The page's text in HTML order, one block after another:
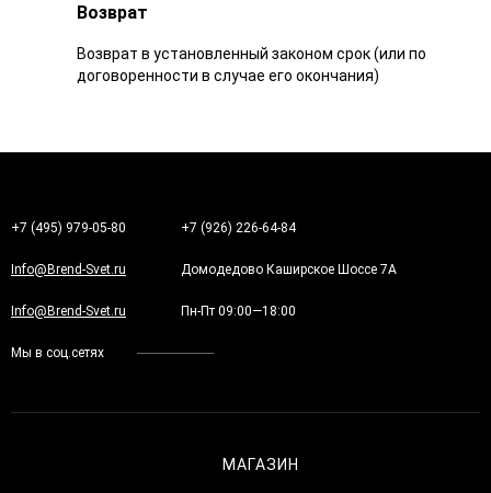
Возврат
Возврат в установленный законом срок (или по
договоренности в случае его окончания)
+7 (495) 979-05-80 +7 (926) 226-64-84
Info@Brend-Svet.ru Домодедово Каширское Шоссе 7А
Info@Brend-Svet.ru Пн-Пт 09:00—18:00
Мы в соц.сетях
МАГАЗИН